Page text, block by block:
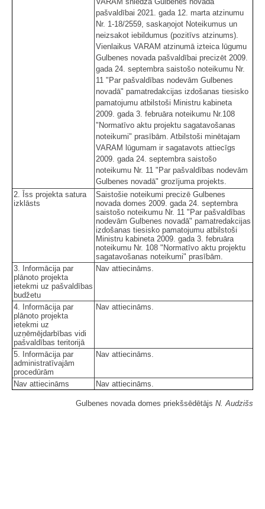
pašvaldībai 2021. gada 12. marta atzinumu
Nr. 1-18/2559, saskaņojot Noteikumus un
neizsakot iebildumus (pozitīvs atzinums).
Vienlaikus VARAM atzinumā izteica lūgumu
Gulbenes novada pašvaldībai precizēt 2009.
gada 24. septembra saistošo noteikumu Nr.
11 "Par pašvaldības nodevām Gulbenes
novadā" pamatredakcijas izdošanas tiesisko
pamatojumu atbilstoši Ministru kabineta
2009. gada 3. februāra noteikumu Nr.108
"Normatīvo aktu projektu sagatavošanas
noteikumi" prasībām. Atbilstoši minētajam
VARAM lūgumam ir sagatavots attiecīgs
2009. gada 24. septembra saistošo
noteikumu Nr. 11 "Par pašvaldības nodevām
Gulbenes novadā" grozījuma projekts.
2. Īss projekta satura
izklāsts
Saistošie noteikumi precizē Gulbenes
novada domes 2009. gada 24. septembra
saistošo noteikumu Nr. 11 "Par pašvaldības
nodevām Gulbenes novadā" pamatredakcijas
izdošanas tiesisko pamatojumu atbilstoši
Ministru kabineta 2009. gada 3. februāra
noteikumu Nr. 108 "Normatīvo aktu projektu
sagatavošanas noteikumi" prasībām.
3. Informācija par
plānoto projekta
ietekmi uz pašvaldības
budžetu
Nav attiecināms.
4. Informācija par
plānoto projekta
ietekmi uz
uzņēmējdarbības vidi
pašvaldības teritorijā
Nav attiecināms.
5. Informācija par
administratīvajām
procedūrām
Nav attiecināms.
Nav attiecināms Nav attiecināms.
Gulbenes novada domes priekšsēdētājs N. Audzišs